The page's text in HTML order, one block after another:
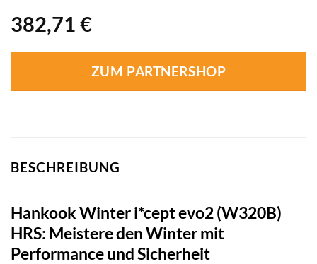
382,71 €
ZUM PARTNERSHOP
BESCHREIBUNG
Hankook Winter i*cept evo2 (W320B)
HRS: Meistere den Winter mit
Performance und Sicherheit